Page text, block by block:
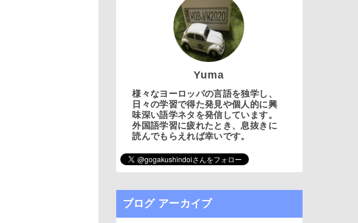
Yuma
様々なヨーロッパの言語を独学し、
日々の学習で得た発見や個人的に興
味深い語学ネタを発信しています。
外国語学習に疲れたとき、息抜きに
読んでもらえれば幸いです。
ブログ アーカイブ